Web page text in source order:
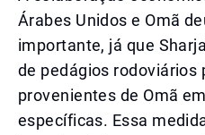
Árabes Unidos e Omã
importante, já que
de pedágios rodoviários
provenientes de Omã
específicas. Essa